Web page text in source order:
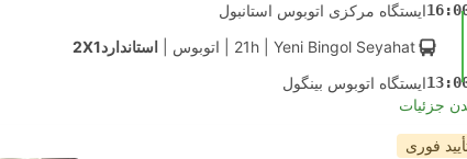
ایستگاه مرکزی اتوبوس استانبول
21h | Yeni Bingol Seyahat اتوبوس استاندارد2X1
ایستگاه اتوبوس بینگول
جزئیات
فوری